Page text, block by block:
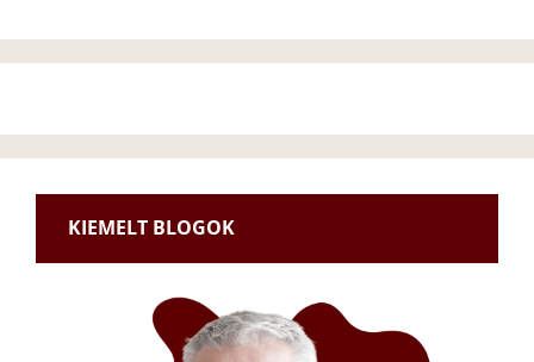
KIEMELT BLOGOK